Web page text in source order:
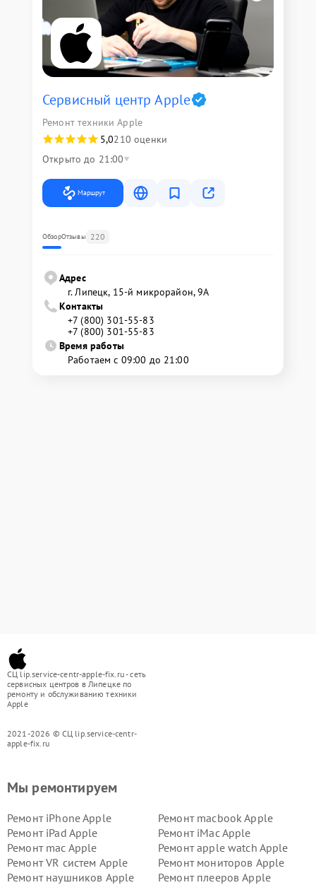
Сервисный центр Apple
Ремонт техники Apple
5,0210 оценки
Открыто до 21:00
Маршрут
ОбзорОтзывы 220
Адрес
г. Липецк, 15-й микрорайон, 9А
Контакты
+7 (800) 301-55-83
+7 (800) 301-55-83
Время работы
Работаем с 09:00 до 21:00
СЦ lip.service-centr-apple-fix.ru - сеть
сервисных центров в Липецке по
ремонту и обслуживанию техники
Apple
2021-2026 © СЦ lip.service-centr-
apple-fix.ru
Мы ремонтируем
Ремонт iPhone Apple
Ремонт macbook Apple
Ремонт iPad Apple
Ремонт iMac Apple
Ремонт mac Apple
Ремонт apple watch Apple
Ремонт VR систем Apple
Ремонт мониторов Apple
Ремонт наушников Apple
Ремонт плееров Apple